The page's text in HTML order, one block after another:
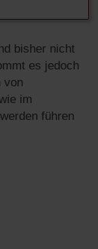
bisher nicht
es jedoch
von
im
führen